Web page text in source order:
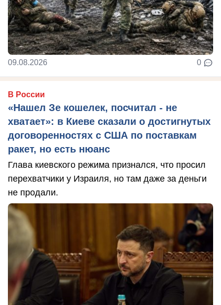
09.08.2026 0
В России
«Нашел Зе кошелек, посчитал - не
хватает»: в Киеве сказали о достигнутых
договоренностях с США по поставкам
ракет, но есть нюанс
Глава киевского режима признался, что просил
перехватчики у Израиля, но там даже за деньги
не продали.